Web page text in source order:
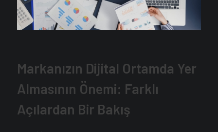
Markanızın Dijital Ortamda Yer
Almasının Önemi: Farklı
Açılardan Bir Bakış